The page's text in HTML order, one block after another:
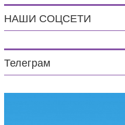
НАШИ СОЦСЕТИ
Телеграм